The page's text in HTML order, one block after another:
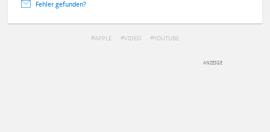
Fehler gefunden?
APPLE VIDEO YOUTUBE